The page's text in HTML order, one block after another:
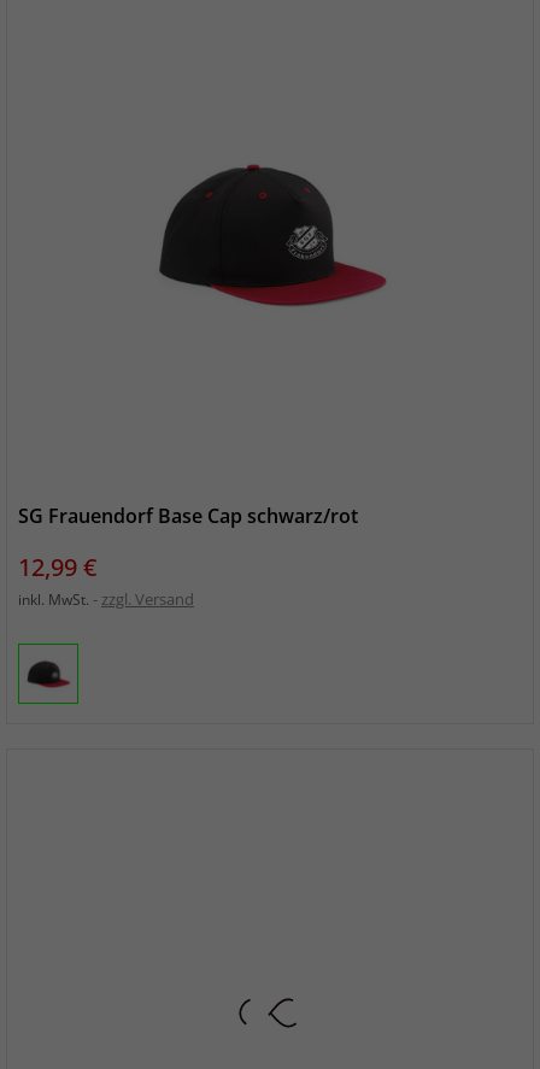
SG Frauendorf Base Cap schwarz/rot
Preis
12,99 €
inkl. MwSt. zzgl. Versand